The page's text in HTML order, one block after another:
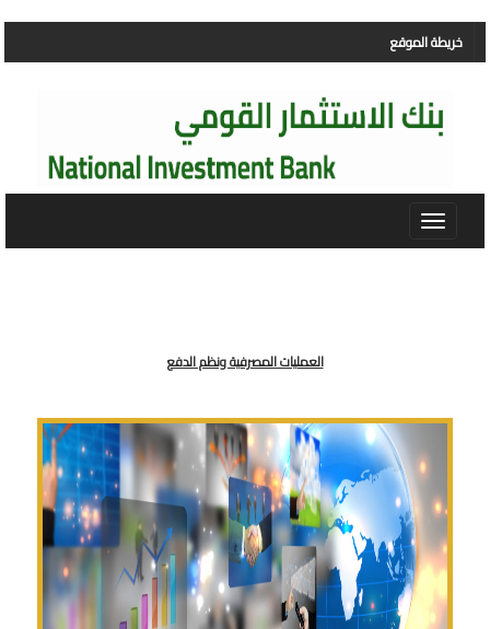
خريطة الموقع
Toggle
navigation
العمليات المصرفية ونظم الدفع